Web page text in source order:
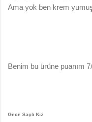
Ama yok ben krem
Benim bu ürüne puanım 7
Gece Saçlı Kız